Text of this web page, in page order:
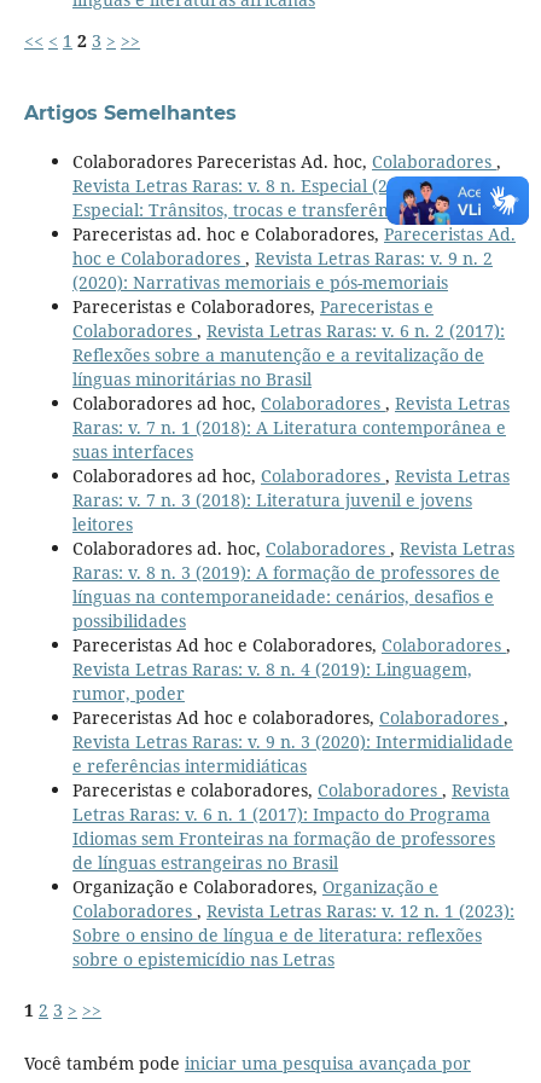
<< < 1 2 3 > >>
Artigos Semelhantes
Colaboradores Pareceristas Ad. hoc, Colaboradores ,
Revista Letras Raras: v. 8 n. Especial (2019): Edição
Especial: Trânsitos, trocas e transferências culturais
Pareceristas ad. hoc e Colaboradores, Pareceristas Ad.
hoc e Colaboradores , Revista Letras Raras: v. 9 n. 2
(2020): Narrativas memoriais e pós-memoriais
Pareceristas e Colaboradores, Pareceristas e
Colaboradores , Revista Letras Raras: v. 6 n. 2 (2017):
Reflexões sobre a manutenção e a revitalização de
línguas minoritárias no Brasil
Colaboradores ad hoc, Colaboradores , Revista Letras
Raras: v. 7 n. 1 (2018): A Literatura contemporânea e
suas interfaces
Colaboradores ad hoc, Colaboradores , Revista Letras
Raras: v. 7 n. 3 (2018): Literatura juvenil e jovens
leitores
Colaboradores ad. hoc, Colaboradores , Revista Letras
Raras: v. 8 n. 3 (2019): A formação de professores de
línguas na contemporaneidade: cenários, desafios e
possibilidades
Pareceristas Ad hoc e Colaboradores, Colaboradores ,
Revista Letras Raras: v. 8 n. 4 (2019): Linguagem,
rumor, poder
Pareceristas Ad hoc e colaboradores, Colaboradores ,
Revista Letras Raras: v. 9 n. 3 (2020): Intermidialidade
e referências intermidiáticas
Pareceristas e colaboradores, Colaboradores , Revista
Letras Raras: v. 6 n. 1 (2017): Impacto do Programa
Idiomas sem Fronteiras na formação de professores
de línguas estrangeiras no Brasil
Organização e Colaboradores, Organização e
Colaboradores , Revista Letras Raras: v. 12 n. 1 (2023):
Sobre o ensino de língua e de literatura: reflexões
sobre o epistemicídio nas Letras
1 2 3 > >>
Você também pode iniciar uma pesquisa avançada por